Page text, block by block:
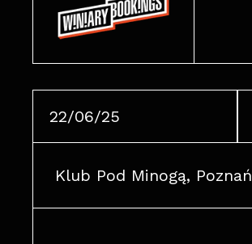
22/06/25
Klub Pod Minogą, Poznań